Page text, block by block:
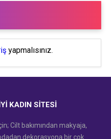
yapmalısınız.
KADIN SITESI
Cilt bakımından makyaja,
dekorasyona bir çok